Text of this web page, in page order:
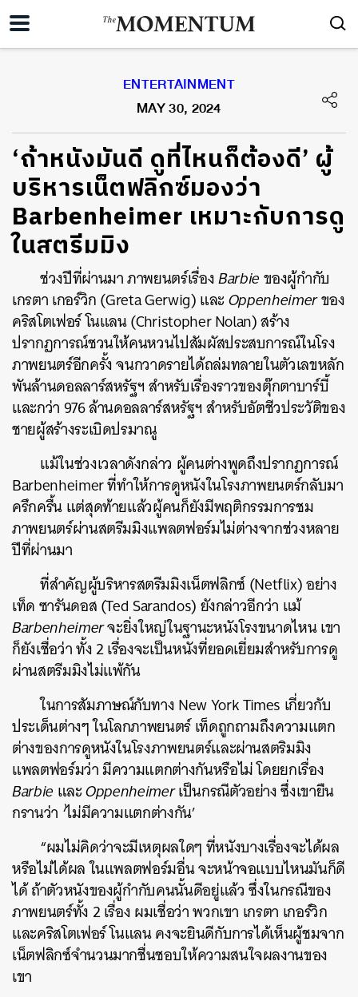
ENTERTAINMENT
MAY 30, 2024
‘ถ้าหนังมันดี ดูที่ไหนก็ต้องดี’ ผู้
บริหารเน็ตฟลิกซ์มองว่า
Barbenheimer เหมาะกับการดู
ในสตรีมมิง
ช่วงปีที่ผ่านมา ภาพยนตร์เรื่องBarbieของผู้กำกับ
เกรตา เกอร์วิก (Greta Gerwig) และOppenheimerของ
คริสโตเฟอร์ โนแลน (Christopher Nolan) สร้าง
ปรากฏการณ์ชวนให้คนหวนไปสัมผัสประสบการณ์ในโรง
ภาพยนตร์อีกครั้ง จนกวาดรายได้ถล่มทลายในตัวเลขหลัก
พันล้านดอลลาร์สหรัฐฯ สำหรับเรื่องราวของตุ๊กตาบาร์บี้
และกว่า 976 ล้านดอลลาร์สหรัฐฯ สำหรับอัตชีวประวัติของ
ชายผู้สร้างระเบิดปรมาณู
แม้ในช่วงเวลาดังกล่าว ผู้คนต่างพูดถึงปรากฏการณ์
Barbenheimer ที่ทำให้การดูหนังในโรงภาพยนตร์กลับมา
ครึกครื้น แต่สุดท้ายแล้วผู้คนก็ยังมีพฤติกรรมการชม
ภาพยนตร์ผ่านสตรีมมิงแพลตฟอร์มไม่ต่างจากช่วงหลาย
ปีที่ผ่านมา
ที่สำคัญผู้บริหารสตรีมมิงเน็ตฟลิกซ์ (Netflix) อย่าง
เท็ด ซารันดอส (Ted Sarandos) ยังกล่าวอีกว่า แม้
Barbenheimerจะยิ่งใหญ่ในฐานะหนังโรงขนาดไหน เขา
ก็ยังเชื่อว่า ทั้ง 2 เรื่องจะเป็นหนังที่ยอดเยี่ยมสำหรับการดู
ผ่านสตรีมมิงไม่แพ้กัน
ในการสัมภาษณ์กับทาง New York Times เกี่ยวกับ
ประเด็นต่างๆ ในโลกภาพยนตร์ เท็ดถูกถามถึงความแตก
ต่างของการดูหนังในโรงภาพยนตร์และผ่านสตริมมิง
แพลตฟอร์มว่า มีความแตกต่างกันหรือไม่ โดยยกเรื่อง
Barbie และOppenheimerเป็นกรณีตัวอย่าง ซึ่งเขายืน
กรานว่า ‘ไม่มีความแตกต่างกัน’
“ผมไม่คิดว่าจะมีเหตุผลใดๆ ที่หนังบางเรื่องจะได้ผล
หรือไม่ได้ผล ในแพลตฟอร์มอื่น จะหน้าจอแบบไหนมันก็ดี
ได้ ถ้าตัวหนังของผู้กำกับคนนั้นดีอยู่แล้ว ซึ่งในกรณีของ
ภาพยนตร์ทั้ง 2 เรื่อง ผมเชื่อว่า พวกเขา เกรตา เกอร์วิก
และคริสโตเฟอร์ โนแลน คงจะยินดีกับการได้เห็นผู้ชมจาก
เน็ตฟลิกซ์จำนวนมากชื่นชอบให้ความสนใจผลงานของ
เขา